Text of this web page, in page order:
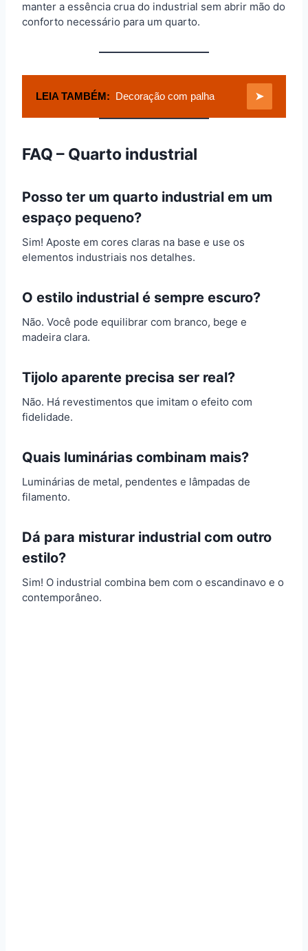
manter a essência crua do industrial sem abrir mão do
conforto necessário para um quarto.
LEIA TAMBÉM: Decoração com palha ➤
FAQ – Quarto industrial
Posso ter um quarto industrial em um
espaço pequeno?
Sim! Aposte em cores claras na base e use os
elementos industriais nos detalhes.
O estilo industrial é sempre escuro?
Não. Você pode equilibrar com branco, bege e
madeira clara.
Tijolo aparente precisa ser real?
Não. Há revestimentos que imitam o efeito com
fidelidade.
Quais luminárias combinam mais?
Luminárias de metal, pendentes e lâmpadas de
filamento.
Dá para misturar industrial com outro
estilo?
Sim! O industrial combina bem com o escandinavo e o
contemporâneo.